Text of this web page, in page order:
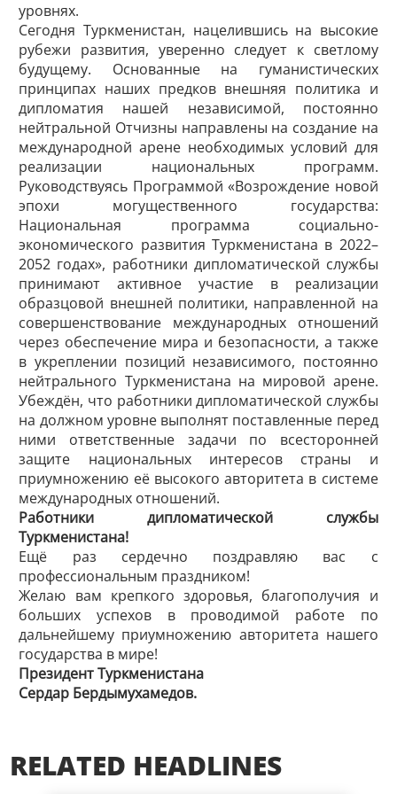
уровнях.
Сегодня Туркменистан, нацелившись на высокие
рубежи развития, уверенно следует к светлому
будущему. Основанные на гуманистических
принципах наших предков внешняя политика и
дипломатия нашей независимой, постоянно
нейтральной Отчизны направлены на создание на
международной арене необходимых условий для
реализации национальных программ.
Руководствуясь Программой «Возрождение новой
эпохи могущественного государства:
Национальная программа социально-
экономического развития Туркменистана в 2022–
2052 годах», работники дипломатической службы
принимают активное участие в реализации
образцовой внешней политики, направленной на
совершенствование международных отношений
через обеспечение мира и безопасности, а также
в укреплении позиций независимого, постоянно
нейтрального Туркменистана на мировой арене.
Убеждён, что работники дипломатической службы
на должном уровне выполнят поставленные перед
ними ответственные задачи по всесторонней
защите национальных интересов страны и
приумножению её высокого авторитета в системе
международных отношений.
Работники дипломатической службы
Туркменистана!
Ещё раз сердечно поздравляю вас с
профессиональным праздником!
Желаю вам крепкого здоровья, благополучия и
больших успехов в проводимой работе по
дальнейшему приумножению авторитета нашего
государства в мире!
Президент Туркменистана
Сердар Бердымухамедов.
RELATED HEADLINES